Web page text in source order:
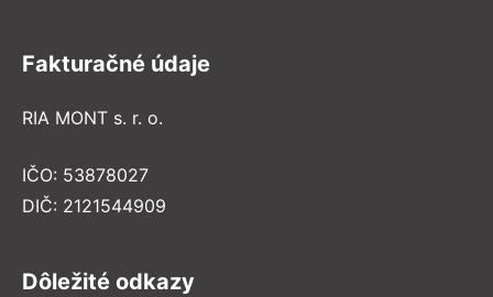
Fakturačné údaje
RIA MONT s. r. o.
IČO: 53878027
DIČ: 2121544909
Dôležité odkazy